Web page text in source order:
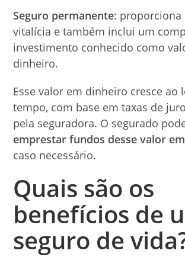
Seguro permanente: proporciona
vitalícia e também inclui um
investimento conhecido como
dinheiro.
Esse valor em dinheiro cresce ao
tempo, com base em taxas de
pela seguradora. O segurado
emprestar fundos desse valor
caso necessário.
Quais são os
benefícios de
seguro de